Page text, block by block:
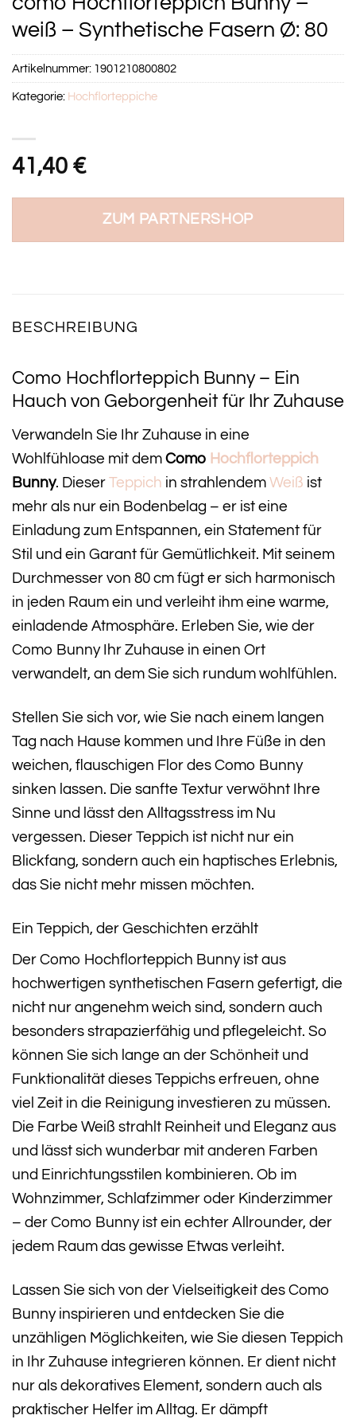
weiß – Synthetische Fasern Ø: 80
41,40 €
ZUM PARTNERSHOP
Artikelnummer: 1901210800802
Kategorie: Hochflorteppiche
BESCHREIBUNG
Como Hochflorteppich Bunny – Ein
Hauch von Geborgenheit für Ihr Zuhause
Verwandeln Sie Ihr Zuhause in eine
Wohlfühloase mit dem Como Hochflorteppich
Bunny. Dieser Teppich in strahlendem Weiß ist
mehr als nur ein Bodenbelag – er ist eine
Einladung zum Entspannen, ein Statement für
Stil und ein Garant für Gemütlichkeit. Mit seinem
Durchmesser von 80 cm fügt er sich harmonisch
in jeden Raum ein und verleiht ihm eine warme,
einladende Atmosphäre. Erleben Sie, wie der
Como Bunny Ihr Zuhause in einen Ort
verwandelt, an dem Sie sich rundum wohlfühlen.
Stellen Sie sich vor, wie Sie nach einem langen
Tag nach Hause kommen und Ihre Füße in den
weichen, flauschigen Flor des Como Bunny
sinken lassen. Die sanfte Textur verwöhnt Ihre
Sinne und lässt den Alltagsstress im Nu
vergessen. Dieser Teppich ist nicht nur ein
Blickfang, sondern auch ein haptisches Erlebnis,
das Sie nicht mehr missen möchten.
Ein Teppich, der Geschichten erzählt
Der Como Hochflorteppich Bunny ist aus
hochwertigen synthetischen Fasern gefertigt, die
nicht nur angenehm weich sind, sondern auch
besonders strapazierfähig und pflegeleicht. So
können Sie sich lange an der Schönheit und
Funktionalität dieses Teppichs erfreuen, ohne
viel Zeit in die Reinigung investieren zu müssen.
Die Farbe Weiß strahlt Reinheit und Eleganz aus
und lässt sich wunderbar mit anderen Farben
und Einrichtungsstilen kombinieren. Ob im
Wohnzimmer, Schlafzimmer oder Kinderzimmer
– der Como Bunny ist ein echter Allrounder, der
jedem Raum das gewisse Etwas verleiht.
Lassen Sie sich von der Vielseitigkeit des Como
Bunny inspirieren und entdecken Sie die
unzähligen Möglichkeiten, wie Sie diesen Teppich
in Ihr Zuhause integrieren können. Er dient nicht
nur als dekoratives Element, sondern auch als
praktischer Helfer im Alltag. Er dämpft